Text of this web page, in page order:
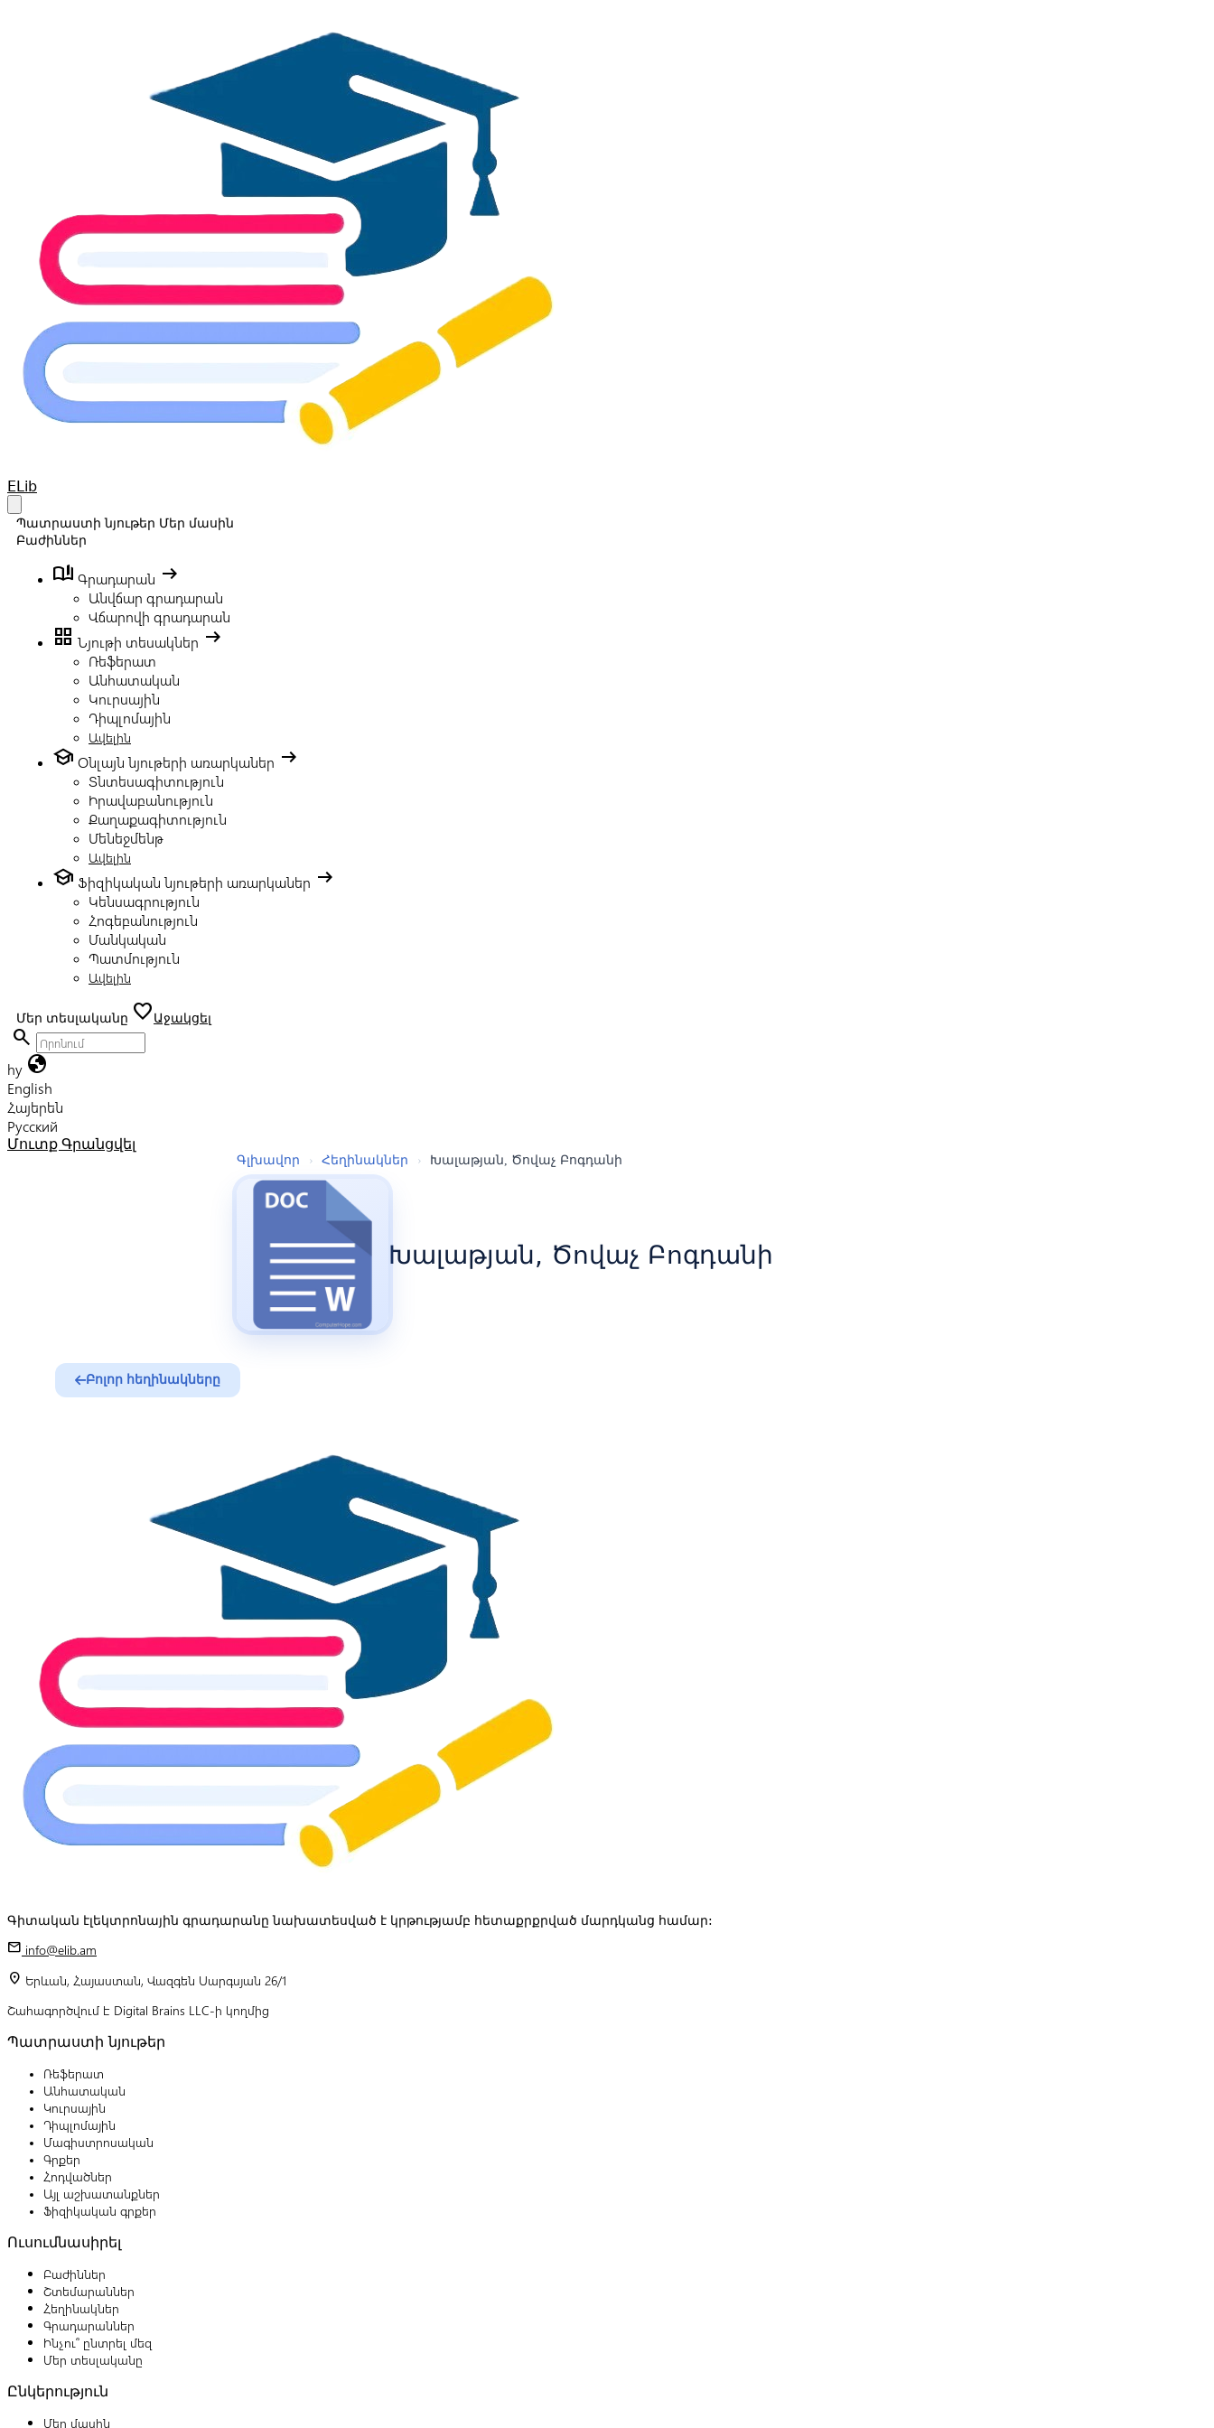
Your Company
ELib
Պատրաստի նյութեր Մեր մասին
Բաժիններ
book_ribbon Գրադարան arrow_right_alt
Անվճար գրադարան
Վճարովի գրադարան
grid_view Նյութի տեսակներ arrow_right_alt
Ռեֆերատ
Անհատական
Կուրսային
Դիպլոմային
Ավելին
school Օնլայն նյութերի առարկաներ arrow_right_alt
Տնտեսագիտություն
Իրավաբանություն
Քաղաքագիտություն
Մենեջմենթ
Ավելին
school Ֆիզիկական նյութերի առարկաներ arrow_right_alt
Կենսագրություն
Հոգեբանություն
Մանկական
Պատմություն
Ավելին
Մեր տեսլականը favoriteԱջակցել
search
hy globe
English
Հայերեն
Русский
Մուտք Գրանցվել
Գլխավոր › Հեղինակներ › Խալաթյան, Ծովաչ Բոգդանի
Խալաթյան, Ծովաչ Բոգդանի
Բոլոր հեղինակները
Գիտական էլեկտրոնային գրադարանը նախատեսված է կրթությամբ հետաքրքրված մարդկանց համար:
mail info@elib.am
location_on Երևան, Հայաստան, Վազգեն Սարգսյան 26/1
Շահագործվում է Digital Brains LLC-ի կողմից
Պատրաստի նյութեր
Ռեֆերատ
Անհատական
Կուրսային
Դիպլոմային
Մագիստրոսական
Գրքեր
Հոդվածներ
Այլ աշխատանքներ
Ֆիզիկական գրքեր
Ուսումնասիրել
Բաժիններ
Շտեմարաններ
Հեղինակներ
Գրադարաններ
Ինչու՞ ընտրել մեզ
Մեր տեսլականը
Ընկերություն
Մեր մասին